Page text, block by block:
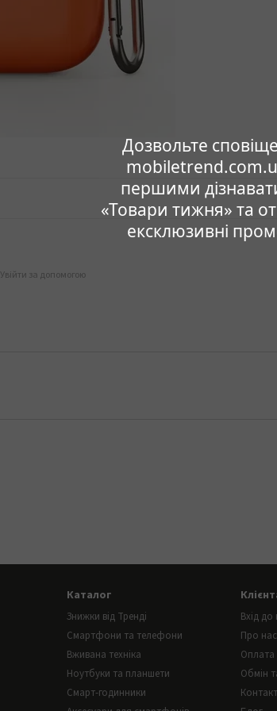
Дозвольте
першими
«Товари тижня» та
ексклюзивні
Увійти за допомогою
Каталог
Знижки від Тренді
Смартфони та телефони
Вживана техніка
Ноутбуки та планшети
Смарт-годинники
Вхід до
Про нас
Оплата
Обмін